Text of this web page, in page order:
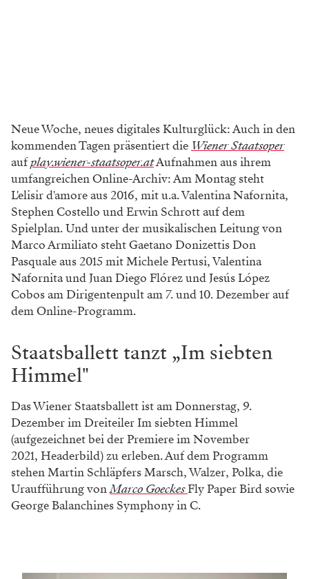
Neue Woche, neues digitales Kulturglück: Auch in den
kommenden Tagen präsentiert die Wiener Staatsoper
aufplay.wiener-staatsoper.atAufnahmen aus ihrem
umfangreichen Online-Archiv: Am Montag steht
L'elisir d'amore aus 2016, mit u.a. Valentina Nafornita,
Stephen Costello und Erwin Schrott auf dem
Spielplan. Und unter der musikalischen Leitung von
Marco Armiliato steht Gaetano Donizettis Don
Pasquale aus 2015 mit Michele Pertusi, Valentina
Nafornita und Juan Diego Flórez und Jesús López
Cobos am Dirigentenpult am 7. und 10. Dezember auf
dem Online-Programm.
Staatsballett tanzt „Im siebten
Himmel"
Das Wiener Staatsballett ist am Donnerstag, 9.
Dezember im Dreiteiler Im siebten Himmel
(aufgezeichnet bei der Premiere im November
2021, Headerbild) zu erleben. Auf dem Programm
stehen Martin Schläpfers Marsch, Walzer, Polka, die
Uraufführung vonMarco GoeckesFly Paper Bird sowie
George Balanchines Symphony in C.